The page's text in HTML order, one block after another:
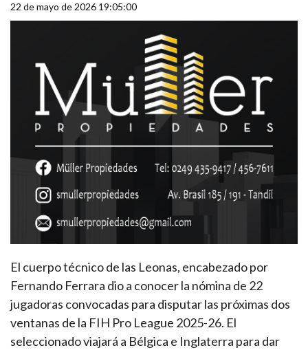
22 de mayo de 2026 19:05:00
El cuerpo técnico de las Leonas, encabezado por
Fernando Ferrara dio a conocer la nómina de 22
jugadoras convocadas para disputar las próximas dos
ventanas de la FIH Pro League 2025-26. El
seleccionado viajará a Bélgica e Inglaterra para dar